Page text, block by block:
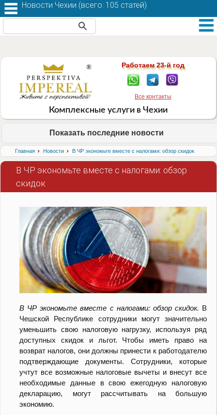
Работаем 23-й год
Все контакты
Комплексные услуги в Чехии
Показать последние новости
Главная › Новости › В ЧР экономьте вместе с налогами: обзор скидок
В ЧР экономьте вместе с налогами: обзор
скидок
В ЧР экономьте вместе с налогами: обзор скидок. В
Чешской Республике сотрудники могут значительно
уменьшить свою налоговую нагрузку, используя ряд
доступных скидок и льгот. Чтобы иметь право на
возврат налогов, они должны принести к работодателю
подтверждающие документы. Сотрудники, которые
учтут все возможные налоговые вычеты и внесут все
необходимые данные в свою ежегодную налоговую
декларацию, могут рассчитывать на большую
экономию.
Новости Чехии (всего: 105 статей)